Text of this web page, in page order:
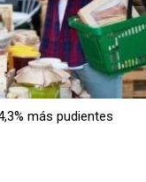
más pudientes